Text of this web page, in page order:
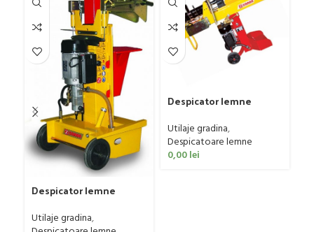
Despicator lemne
Utilaje gradina,
Despicator lemne
Utilaje gradina,
Despicatoare lemne
0,00lei